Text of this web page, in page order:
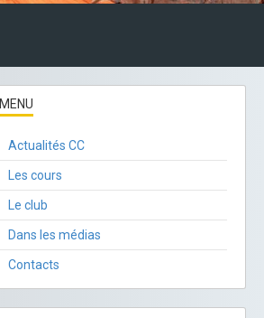
MENU
Actualités CC
Les cours
Le club
Dans les médias
Contacts